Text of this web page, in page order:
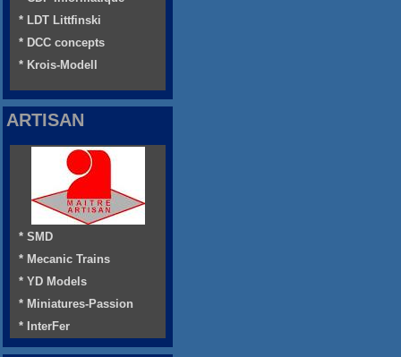
* LDT Littfinski
* DCC concepts
* Krois-Modell
ARTISAN
* SMD
* Mecanic Trains
* YD Models
* Miniatures-Passion
* InterFer